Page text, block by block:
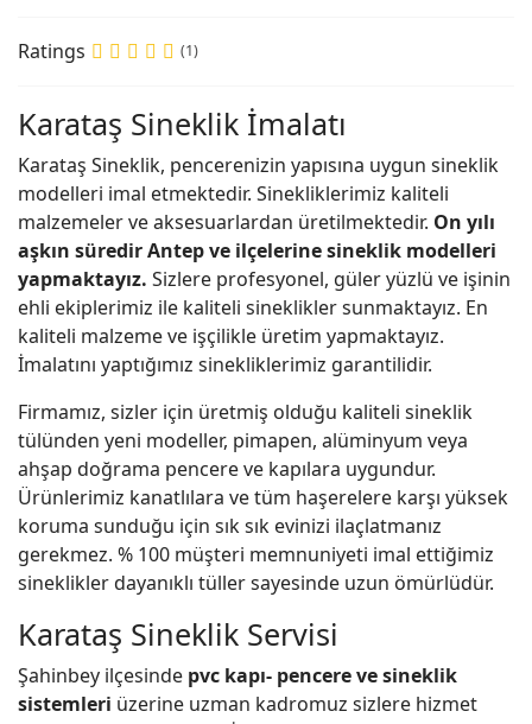
Ratings (1)
Karataş Sineklik İmalatı
Karataş Sineklik, pencerenizin yapısına uygun sineklik
modelleri imal etmektedir. Sinekliklerimiz kaliteli
malzemeler ve aksesuarlardan üretilmektedir. On yılı
aşkın süredir Antep ve ilçelerine sineklik modelleri
yapmaktayız. Sizlere profesyonel, güler yüzlü ve işinin
ehli ekiplerimiz ile kaliteli sineklikler sunmaktayız. En
kaliteli malzeme ve işçilikle üretim yapmaktayız.
İmalatını yaptığımız sinekliklerimiz garantilidir.
Firmamız, sizler için üretmiş olduğu kaliteli sineklik
tülünden yeni modeller, pimapen, alüminyum veya
ahşap doğrama pencere ve kapılara uygundur.
Ürünlerimiz kanatlılara ve tüm haşerelere karşı yüksek
koruma sunduğu için sık sık evinizi ilaçlatmanız
gerekmez. % 100 müşteri memnuniyeti imal ettiğimiz
sineklikler dayanıklı tüller sayesinde uzun ömürlüdür.
Karataş Sineklik Servisi
Şahinbey ilçesinde pvc kapı- pencere ve sineklik
sistemleri üzerine uzman kadromuz sizlere hizmet